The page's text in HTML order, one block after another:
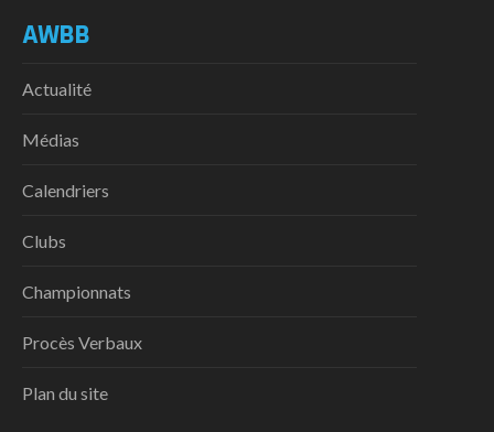
AWBB
Actualité
Médias
Calendriers
Clubs
Championnats
Procès Verbaux
Plan du site